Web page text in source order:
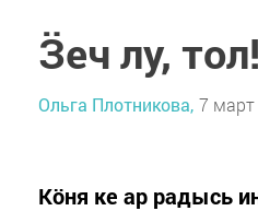
Ӟеч лу,
Ольга Плотникова, 7 март
Кӧня ке ар радысь